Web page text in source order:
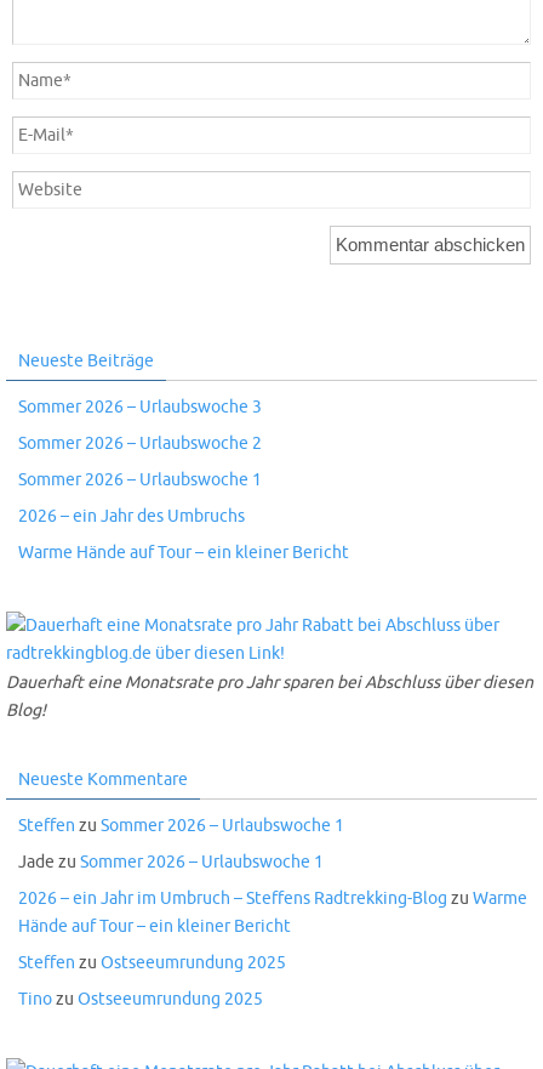
Neueste Beiträge
Sommer 2026 – Urlaubswoche 3
Sommer 2026 – Urlaubswoche 2
Sommer 2026 – Urlaubswoche 1
2026 – ein Jahr des Umbruchs
Warme Hände auf Tour – ein kleiner Bericht
Dauerhaft eine Monatsrate pro Jahr sparen bei Abschluss über diesen
Blog!
Neueste Kommentare
Steffen zu Sommer 2026 – Urlaubswoche 1
Jade zu Sommer 2026 – Urlaubswoche 1
2026 – ein Jahr im Umbruch – Steffens Radtrekking-Blog zu Warme
Hände auf Tour – ein kleiner Bericht
Steffen zu Ostseeumrundung 2025
Tinozu Ostseeumrundung 2025